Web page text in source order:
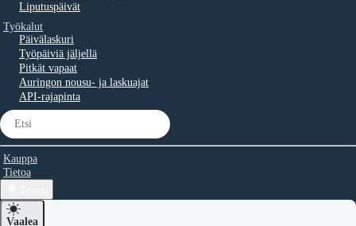
Liputuspäivät
Työkalut
Päivälaskuri
Työpäiviä jäljellä
Pitkät vapaat
Auringon nousu- ja laskuajat
API-rajapinta
Kauppa
Tietoa
Vaalea